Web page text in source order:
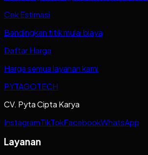
Cek Estimasi
Bandingkan titik mulai biaya
Daftar Harga
Harga semua layanan kami
PYTAGOTECH
CV. Pyta Cipta Karya
InstagramTikTokFacebookWhatsApp
Layanan